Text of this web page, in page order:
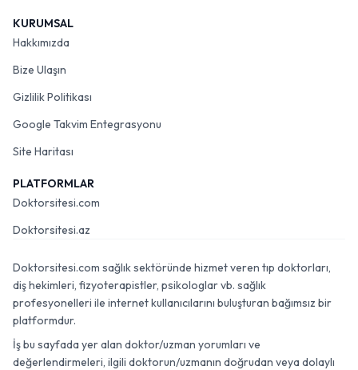
KURUMSAL
Hakkımızda
Bize Ulaşın
Gizlilik Politikası
Google Takvim Entegrasyonu
Site Haritası
PLATFORMLAR
Doktorsitesi.com
Doktorsitesi.az
Doktorsitesi.com sağlık sektöründe hizmet veren tıp doktorları,
diş hekimleri, fizyoterapistler, psikologlar vb. sağlık
profesyonelleri ile internet kullanıcılarını buluşturan bağımsız bir
platformdur.
İş bu sayfada yer alan doktor/uzman yorumları ve
değerlendirmeleri, ilgili doktorun/uzmanın doğrudan veya dolaylı